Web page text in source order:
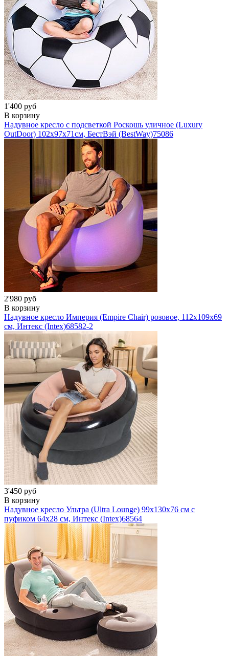
1'400 руб
В корзину
Надувное кресло с подсветкой Роскошь уличное (Luxury
OutDoor) 102x97x71см, БестВэй (BestWay)75086
2'980 руб
В корзину
Надувное кресло Империя (Empire Chair) розовое, 112х109х69
см, Интекс (Intex)68582-2
3'450 руб
В корзину
Надувное кресло Ультра (Ultra Lounge) 99х130х76 см с
пуфиком 64х28 см, Интекс (Intex)68564